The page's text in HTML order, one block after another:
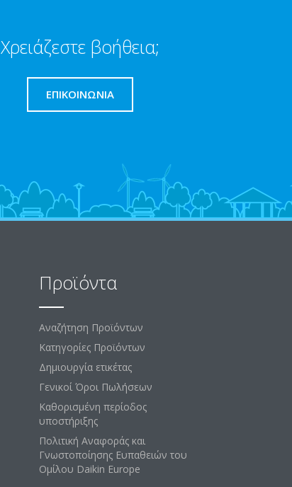
Χρειάζεστε βοήθεια;
ΕΠΙΚΟΙΝΩΝΊΑ
Προϊόντα
Αναζήτηση Προϊόντων
Κατηγορίες Προϊόντων
Δημιουργία ετικέτας
Γενικοί Όροι Πωλήσεων
Καθορισμένη περίοδος
υποστήριξης
Πολιτική Αναφοράς και
Γνωστοποίησης Ευπαθειών του
Ομίλου Daikin Europe